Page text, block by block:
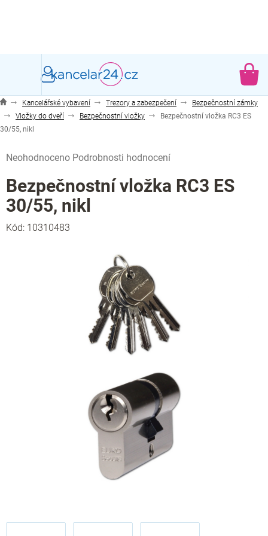
Kancelářské vybavení Trezory a zabezpečení
Bezpečnostní zámky
Vložky do dveří
Bezpečnostní vložky
Bezpečnostní vložka RC3 ES
30/55, nikl
hodnocení
produktu
je
0,0
z
5
Neohodnoceno Podrobnosti hodnocení
Bezpečnostní vložka RC3 ES
30/55, nikl
Kód: 10310483